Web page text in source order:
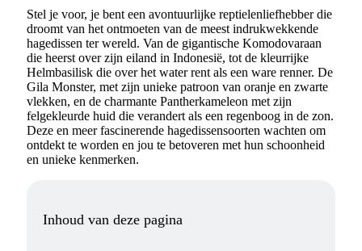
Stel je voor, je bent een avontuurlijke reptielenliefhebber die
droomt van het ontmoeten van de meest indrukwekkende
hagedissen ter wereld. Van de gigantische Komodovaraan
die heerst over zijn eiland in Indonesië, tot de kleurrijke
Helmbasilisk die over het water rent als een ware renner. De
Gila Monster, met zijn unieke patroon van oranje en zwarte
vlekken, en de charmante Pantherkameleon met zijn
felgekleurde huid die verandert als een regenboog in de zon.
Deze en meer fascinerende hagedissensoorten wachten om
ontdekt te worden en jou te betoveren met hun schoonheid
en unieke kenmerken.
Inhoud van deze pagina